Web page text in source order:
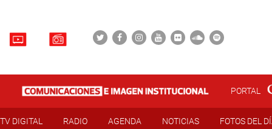
PORTAL
TV DIGITAL RADIO AGENDA NOTICIAS FOTOS DEL